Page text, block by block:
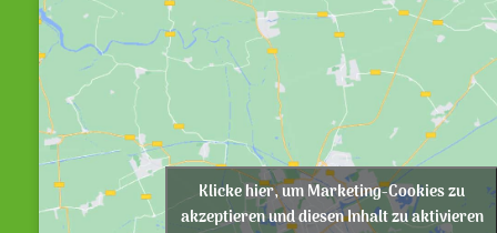
Klicke hier, um Marketing-Cookies zu
akzeptieren und diesen Inhalt zu aktivieren